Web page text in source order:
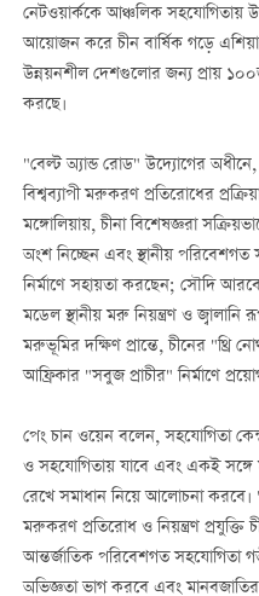
নেটওয়ার্ককে আঞ্চলিক সহযোগিতায়
আয়োজন করে চীন বার্ষিক গড়ে
উন্নয়নশীল দেশগুলোর জন্য প্রায়
করছে।
"বেল্ট অ্যান্ড রোড" উদ্যোগের
বিশ্বব্যাপী মরুকরণ প্রতিরোধের
মঙ্গোলিয়ায়, চীনা বিশেষজ্ঞরা
অংশ নিচ্ছেন এবং স্থানীয় পরিবেশগত
নির্মাণে সহায়তা করছেন; সৌদি
মডেল স্থানীয় মরু নিয়ন্ত্রণ ও জ্বালানি
মরুভূমির দক্ষিণ প্রান্তে, চীনের "থ্রি
আফ্রিকার "সবুজ প্রাচীর" নির্মাণে
পেং চান ওয়েন বলেন, সহযোগিতা
ও সহযোগিতায় যাবে এবং একই সঙ্গে
রেখে সমাধান নিয়ে আলোচনা
মরুকরণ প্রতিরোধ ও নিয়ন্ত্রণ প্রযুক্তি
আন্তর্জাতিক পরিবেশগত
অভিজ্ঞতা ভাগ করবে এবং